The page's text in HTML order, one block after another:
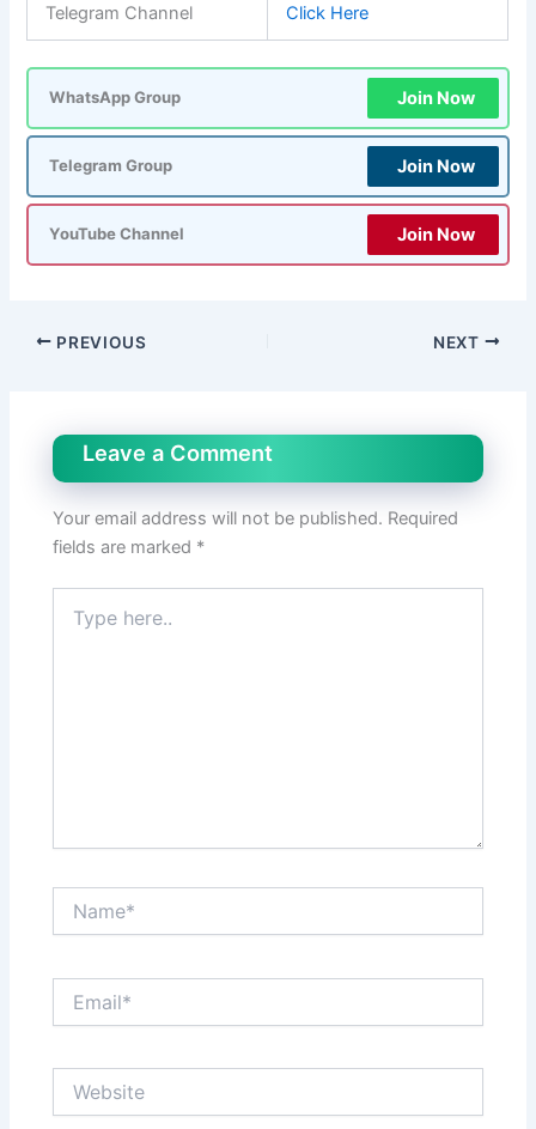
Telegram Channel Click Here
WhatsApp Group Join Now
Telegram Group Join Now
YouTube Channel Join Now
PREVIOUS NEXT
Leave a Comment
Your email address will not be published. Required
fields are marked *
here..